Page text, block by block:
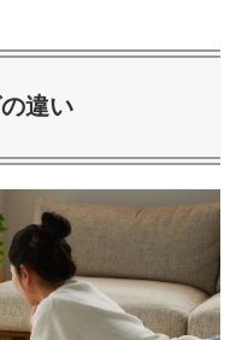
違い